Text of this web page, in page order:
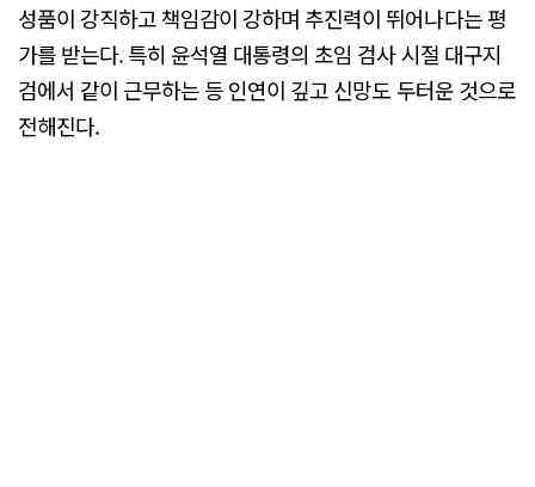
성품이 강직하고 책임감이 강하며 추진력이 뛰어나다는 평
가를 받는다. 특히 윤석열 대통령의 초임 검사 시절 대구지
검에서 같이 근무하는 등 인연이 깊고 신망도 두터운 것으로
전해진다.